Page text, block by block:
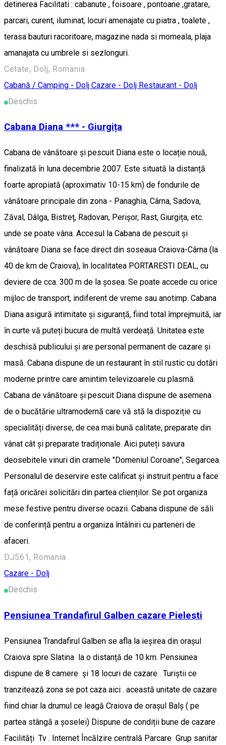
detinerea Facilitati : cabanute , foisoare , pontoane ,gratare,
parcari, curent, iluminat, locuri amenajate cu piatra , toalete ,
terasa bauturi racoritoare, magazine nada si momeala, plaja
amanajata cu umbrele si sezlonguri.
Cetate, Dolj, Romania
Cabană / Camping - Dolj Cazare - Dolj Restaurant - Dolj
Deschis
Cabana Diana *** - Giurgița
Cabana de vânătoare și pescuit Diana este o locație nouă,
finalizată în luna decembrie 2007. Este situată la distanță
foarte apropiată (aproximativ 10-15 km) de fondurile de
vânătoare principale din zona - Panaghia, Cârna, Sadova,
Zăval, Dâlga, Bistreț, Radovan, Perișor, Rast, Giurgița, etc.
unde se poate vâna. Accesul la Cabana de pescuit și
vânătoare Diana se face direct din soseaua Craiova-Cârna (la
40 de km de Craiova), în localitatea PORTARESTI DEAL, cu
deviere de cca. 300 m de la șosea. Se poate accede cu orice
mijloc de transport, indiferent de vreme sau anotimp. Cabana
Diana asigură intimitate și siguranță, fiind total împrejmuită, iar
în curte vă puteți bucura de multă verdeață. Unitatea este
deschisă publicului și are personal permanent de cazare și
masă. Cabana dispune de un restaurant în stil rustic cu dotări
moderne printre care amintim televizoarele cu plasmă.
Cabana de vânătoare și pescuit Diana dispune de asemena
de o bucătărie ultramodernă care vă stă la dispoziție cu
specialități diverse, de cea mai bună calitate, preparate din
vânat cât și preparate tradiționale. Aici puteți savura
deosebitele vinuri din cramele "Domeniul Coroane", Segarcea.
Personalul de deservire este calificat și instruit pentru a face
față oricărei solicitări din partea clienților. Se pot organiza
mese festive pentru diverse ocazii. Cabana dispune de săli
de conferință pentru a organiza întâlniri cu parteneri de
afaceri.
DJ561, Romania
Cazare - Dolj
Deschis
Pensiunea Trandafirul Galben cazare Pielesti
Pensiunea Trandafirul Galben se afla la ieșirea din orașul
Craiova spre Slatina la o distanță de 10 km. Pensiunea
dispune de 8 camere și 18 locuri de cazare . Turiștii ce
tranzitează zona se pot caza aici . această unitate de cazare
fiind chiar la drumul ce leagă Craiova de orașul Balș ( pe
partea stângă a șoselei) Dispune de condiții bune de cazare .
Facilități Tv . Internet Încălzire centrală Parcare Grup sanitar